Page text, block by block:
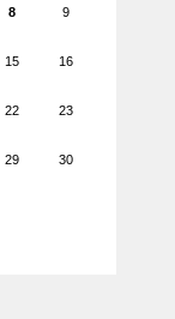
8 9
15 16
22 23
29 30